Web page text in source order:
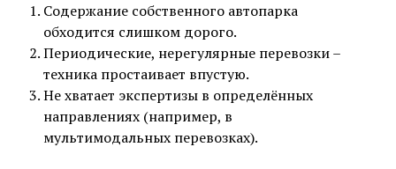
Содержание собственного автопарка
обходится слишком дорого.
Периодические, нерегулярные перевозки –
техника простаивает впустую.
Не хватает экспертизы в определённых
направлениях (например, в
мультимодальных перевозках).